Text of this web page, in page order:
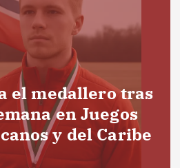
el medallero tras
en Juegos
y del Caribe